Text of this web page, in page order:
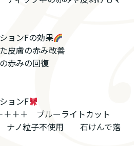
ョンFの効果
皮膚の赤み改善
赤みの回復
ョンF
＋＋ ブルーライトカット
ナノ粒子不使用 石けんで落